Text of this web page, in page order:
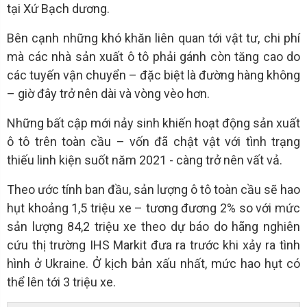
tại Xứ Bạch dương.
Bên cạnh những khó khăn liên quan tới vật tư, chi phí
mà các nhà sản xuất ô tô phải gánh còn tăng cao do
các tuyến vận chuyển – đặc biệt là đường hàng không
– giờ đây trở nên dài và vòng vèo hơn.
Những bất cập mới nảy sinh khiến hoạt động sản xuất
ô tô trên toàn cầu – vốn đã chật vật với tình trạng
thiếu linh kiện suốt năm 2021 - càng trở nên vất vả.
Theo ước tính ban đầu, sản lượng ô tô toàn cầu sẽ hao
hụt khoảng 1,5 triệu xe – tương đương 2% so với mức
sản lượng 84,2 triệu xe theo dự báo do hãng nghiên
cứu thị trường IHS Markit đưa ra trước khi xảy ra tình
hình ở Ukraine. Ở kịch bản xấu nhất, mức hao hụt có
thể lên tới 3 triệu xe.